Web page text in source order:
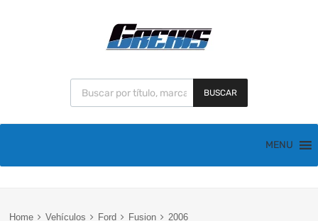
BUSCAR
MENU
Home Vehículos Ford Fusion 2006